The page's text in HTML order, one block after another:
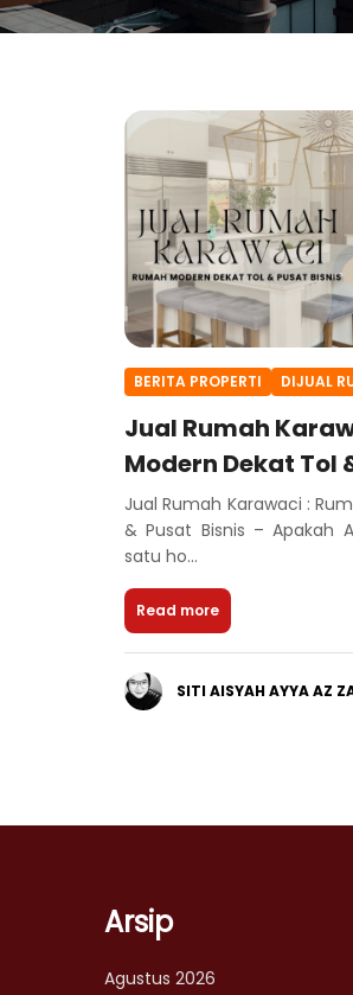
BERITA PROPERTI DIJUAL
Jual Rumah
Modern Dekat Tol
Jual Rumah Karawaci :
& Pusat Bisnis – Apakah
satu ho...
Read more
SITI AISYAH AYYA AZ
Arsip
Agustus 2026